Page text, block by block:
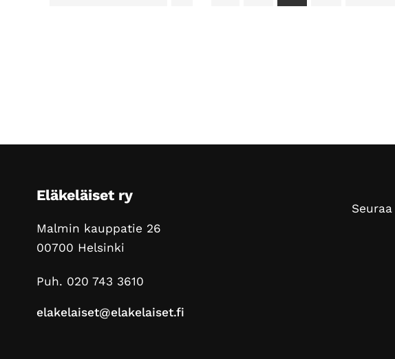
kello
Eläkeläiset ry
Malmin kauppatie 26
00700 Helsinki
Puh. 020 743 3610
elakelaiset@elakelaiset.fi